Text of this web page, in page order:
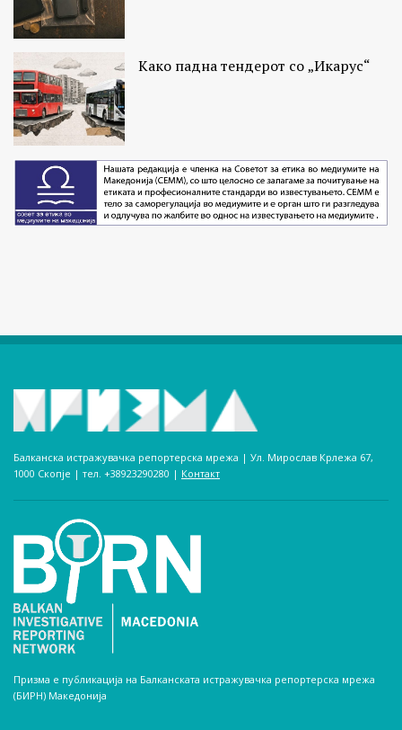
Како падна тендерот со „Икарус“
Балканска истражувачка репортерска мрежа | Ул. Мирослав Крлежа 67,
1000 Скопје | тел. +38923290280­ | Контакт
Призма е публикација на Балканската истражувачка репортерска мрежа
(БИРН) Македонија